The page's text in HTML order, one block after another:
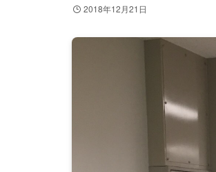
2018年12月21日